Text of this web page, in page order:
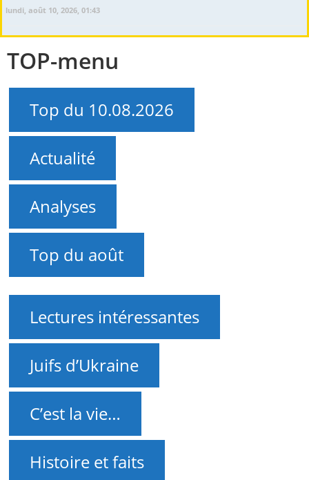
lundi, août 10, 2026, 01:43
TOP-menu
Top du 10.08.2026
Actualité
Analyses
Top du août
Lectures intéressantes
Juifs d’Ukraine
C’est la vie…
Histoire et faits